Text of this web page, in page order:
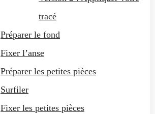
tracé
Préparer le fond
Fixer l’anse
Préparer les petites pièces
Surfiler
Fixer les petites pièces